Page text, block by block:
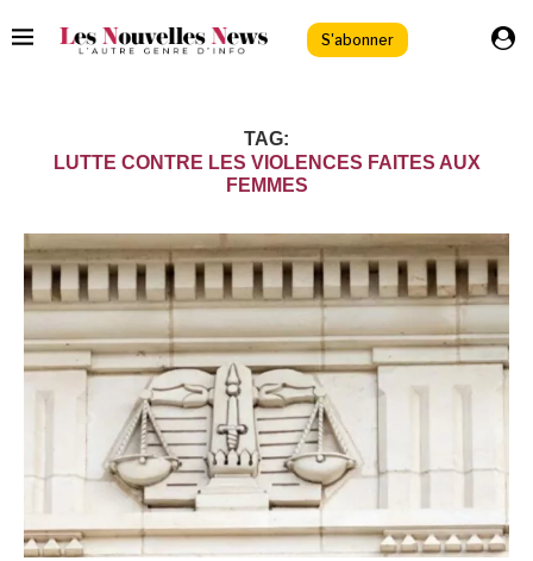
S'abonner
TAG:
LUTTE CONTRE LES VIOLENCES FAITES AUX
FEMMES